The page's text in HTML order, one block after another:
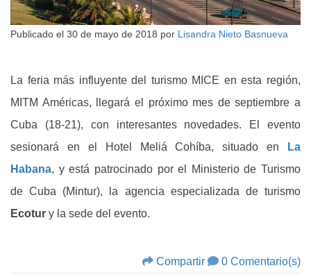
Publicado el 30 de mayo de 2018 por Lisandra Nieto Basnueva
La feria más influyente del turismo MICE en esta región,
MITM Américas, llegará el próximo mes de septiembre a
Cuba (18-21), con interesantes novedades. El evento
sesionará en el Hotel Meliá Cohíba, situado en
La
Habana, y está patrocinado por el Ministerio de Turismo
de Cuba (Mintur), la agencia especializada de turismo
Ecotur y la sede del evento.
Compartir 0 Comentario(s)